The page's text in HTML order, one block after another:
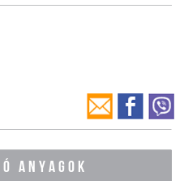
ANYAGOK